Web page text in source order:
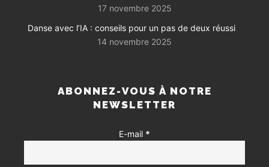
17 novembre 2025
Danse avec l’IA : conseils pour un pas de deux réussi
14 novembre 2025
ABONNEZ-VOUS À NOTRE
NEWSLETTER
E-mail *